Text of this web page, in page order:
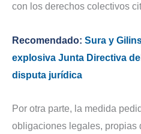
con los derechos colectivos
Recomendado: Sura y
explosiva Junta Directiva
disputa jurídica
Por otra parte, la medida
obligaciones legales, propias